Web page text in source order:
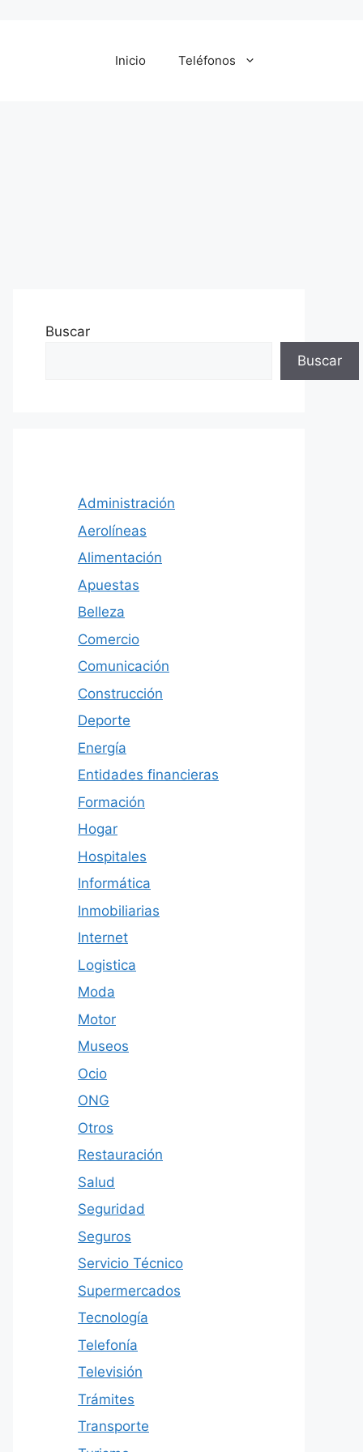
Inicio Teléfonos
Buscar
Buscar
Administración
Aerolíneas
Alimentación
Apuestas
Belleza
Comercio
Comunicación
Construcción
Deporte
Energía
Entidades financieras
Formación
Hogar
Hospitales
Informática
Inmobiliarias
Internet
Logistica
Moda
Motor
Museos
Ocio
ONG
Otros
Restauración
Salud
Seguridad
Seguros
Servicio Técnico
Supermercados
Tecnología
Telefonía
Televisión
Trámites
Transporte